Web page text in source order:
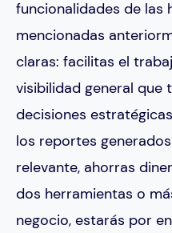
funcionalidades de las
mencionadas
claras: facilitas el
visibilidad general que
decisiones
los reportes
relevante, ahorras
dos herramientas o
negocio, estarás por